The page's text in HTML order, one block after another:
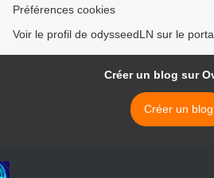
Préférences cookies
Voir le profil de odysseedLN sur le
Créer un blog sur
Créer un blog